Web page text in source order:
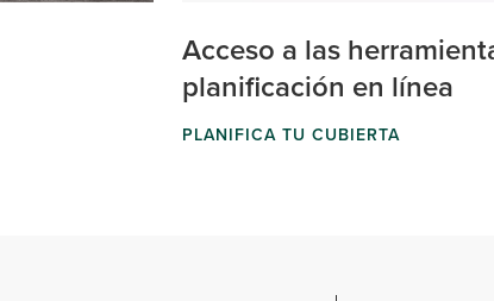
Acceso a las
planificación en línea
PLANIFICA TU CUBIERTA